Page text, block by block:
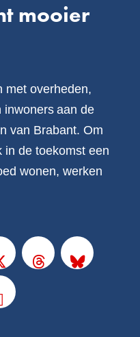
mooier
met overheden,
inwoners aan de
van Brabant. Om
in de toekomst een
wonen, werken